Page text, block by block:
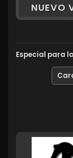
NUEVO
Especial para